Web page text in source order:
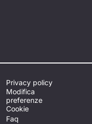
Privacy policy
Modifica
preferenze
Cookie
Faq